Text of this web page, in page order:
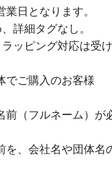
日となります。
詳細タグなし。
ッピング対応は受
でご購入のお客様
前（フルネーム）が
を、会社名や団体名